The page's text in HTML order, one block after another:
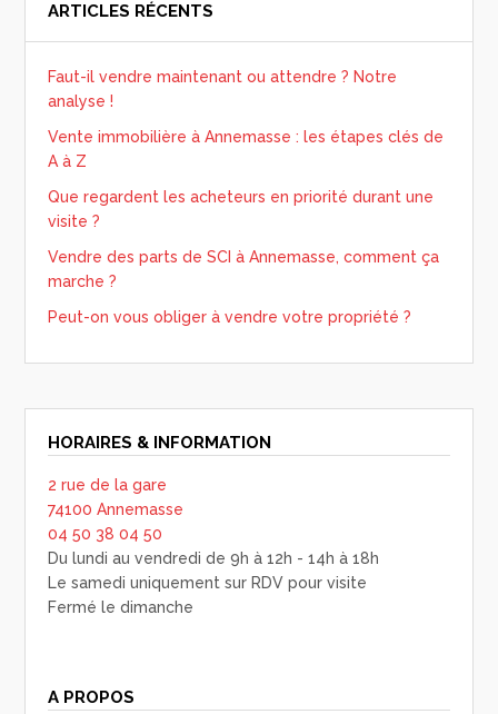
ARTICLES RÉCENTS
Faut-il vendre maintenant ou attendre ? Notre
analyse !
Vente immobilière à Annemasse : les étapes clés de
A à Z
Que regardent les acheteurs en priorité durant une
visite ?
Vendre des parts de SCI à Annemasse, comment ça
marche ?
Peut-on vous obliger à vendre votre propriété ?
HORAIRES & INFORMATION
2 rue de la gare
74100 Annemasse
04 50 38 04 50
Du lundi au vendredi de 9h à 12h - 14h à 18h
Le samedi uniquement sur RDV pour visite
Fermé le dimanche
A PROPOS